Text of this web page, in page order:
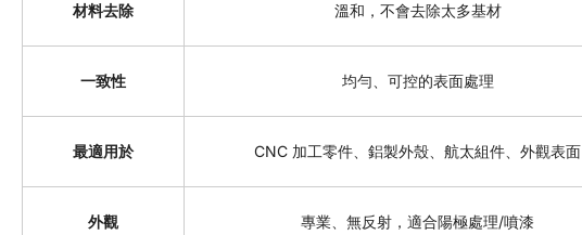
材料去除 溫和，不會去除太多基材
一致性 均勻、可控的表面處理
最適用於 CNC 加工零件、鋁製外殼、航太組件、外觀表面
外觀 專業、無反射，適合陽極處理/噴漆